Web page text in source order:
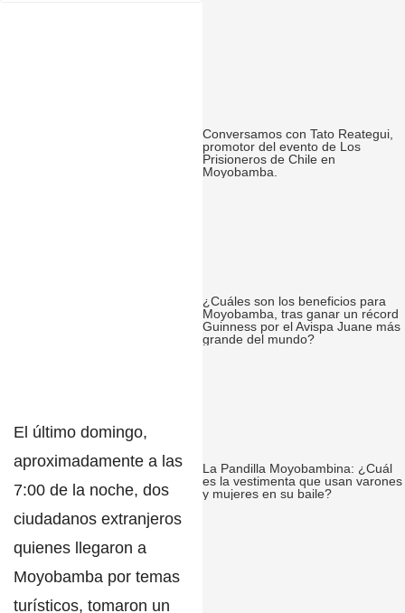
El último domingo,
aproximadamente a las
7:00 de la noche, dos
ciudadanos extranjeros
quienes llegaron a
Moyobamba por temas
turísticos, tomaron un
Conversamos con Tato Reategui,
promotor del evento de Los
Prisioneros de Chile en
Moyobamba.
¿Cuáles son los beneficios para
Moyobamba, tras ganar un récord
Guinness por el Avispa Juane más
grande del mundo?
La Pandilla Moyobambina: ¿Cuál
es la vestimenta que usan varones
y mujeres en su baile?